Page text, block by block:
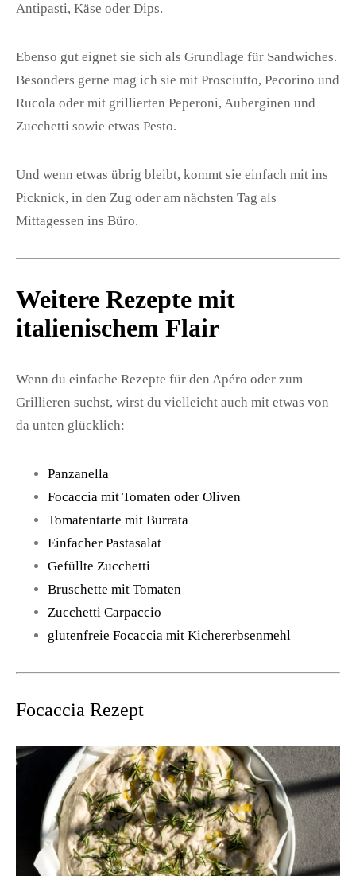
Antipasti, Käse oder Dips.
Ebenso gut eignet sie sich als Grundlage für Sandwiches.
Besonders gerne mag ich sie mit Prosciutto, Pecorino und
Rucola oder mit grillierten Peperoni, Auberginen und
Zucchetti sowie etwas Pesto.
Und wenn etwas übrig bleibt, kommt sie einfach mit ins
Picknick, in den Zug oder am nächsten Tag als
Mittagessen ins Büro.
Weitere Rezepte mit
italienischem Flair
Wenn du einfache Rezepte für den Apéro oder zum
Grillieren suchst, wirst du vielleicht auch mit etwas von
da unten glücklich:
Panzanella
Focaccia mit Tomaten oder Oliven
Tomatentarte mit Burrata
Einfacher Pastasalat
Gefüllte Zucchetti
Bruschette mit Tomaten
Zucchetti Carpaccio
glutenfreie Focaccia mit Kichererbsenmehl
Focaccia Rezept